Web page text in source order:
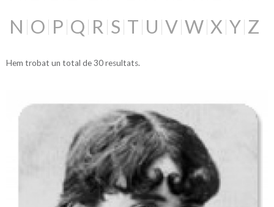
N O P Q R S T U V W X Y Z
Hem trobat un total de 30 resultats.